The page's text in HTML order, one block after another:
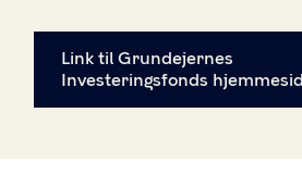
Link til Grundejernes
Investeringsfonds